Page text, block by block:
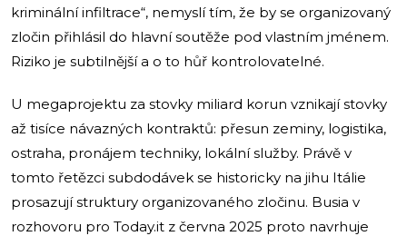
kriminální infiltrace“, nemyslí tím, že by se organizovaný
zločin přihlásil do hlavní soutěže pod vlastním jménem.
Riziko je subtilnější a o to hůř kontrolovatelné.
U megaprojektu za stovky miliard korun vznikají stovky
až tisíce návazných kontraktů: přesun zeminy, logistika,
ostraha, pronájem techniky, lokální služby. Právě v
tomto řetězci subdodávek se historicky na jihu Itálie
prosazují struktury organizovaného zločinu. Busia v
rozhovoru pro Today.it z června 2025 proto navrhuje